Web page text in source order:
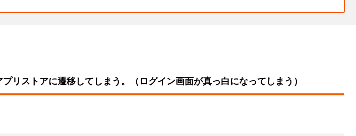
リストアに遷移してしまう。（ログイン画面が真っ白になってしまう）